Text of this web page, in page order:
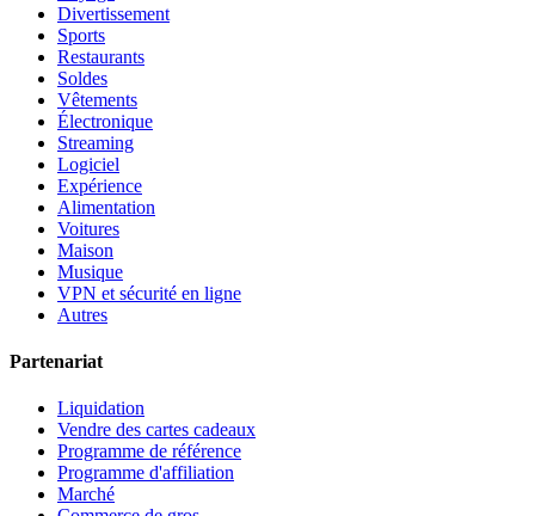
Divertissement
Sports
Restaurants
Soldes
Vêtements
Électronique
Streaming
Logiciel
Expérience
Alimentation
Voitures
Maison
Musique
VPN et sécurité en ligne
Autres
Partenariat
Liquidation
Vendre des cartes cadeaux
Programme de référence
Programme d'affiliation
Marché